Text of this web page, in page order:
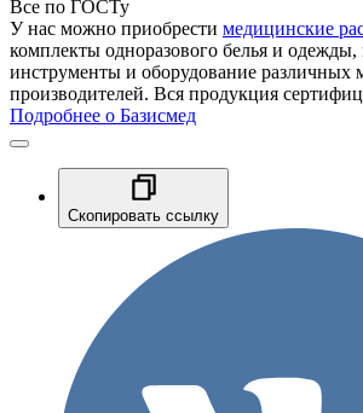
Все по ГОСТу
У нас можно приобрести медицинские
комплекты одноразового белья и
инструменты и оборудование различных
производителей. Вся продукция
Подробнее о Базисмед
Скопировать ссылку